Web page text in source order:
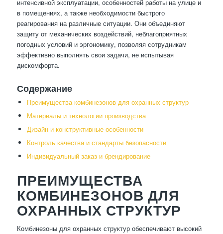
интенсивной эксплуатации, особенностей работы на улице и
в помещениях, а также необходимости быстрого
реагирования на различные ситуации. Они объединяют
защиту от механических воздействий, неблагоприятных
погодных условий и эргономику, позволяя сотрудникам
эффективно выполнять свои задачи, не испытывая
дискомфорта.
Содержание
Преимущества комбинезонов для охранных структур
Материалы и технологии производства
Дизайн и конструктивные особенности
Контроль качества и стандарты безопасности
Индивидуальный заказ и брендирование
ПРЕИМУЩЕСТВА
КОМБИНЕЗОНОВ ДЛЯ
ОХРАННЫХ СТРУКТУР
Комбинезоны для охранных структур обеспечивают высокий